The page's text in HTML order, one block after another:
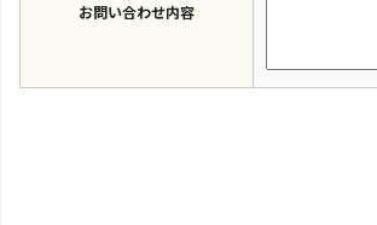
お問い合わせ内容